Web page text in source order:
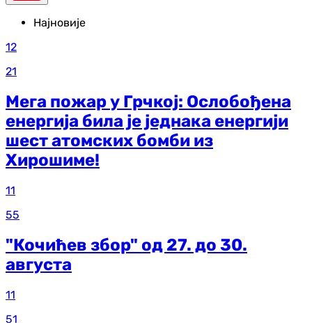
Најновије
12
21
Мега пожар у Грчкој: Ослобођена
енергија била је једнака енергији
шест атомских бомби из
Хирошиме!
11
55
"Кочићев збор" од 27. до 30.
августа
11
51